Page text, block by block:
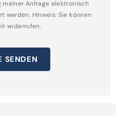
und
m² Wohnfläche. Die
Wannenbad
um zwei separate
meiner Anfrage elektronisch
werden. Hinweis: Sie können
widerrufen.
SENDEN